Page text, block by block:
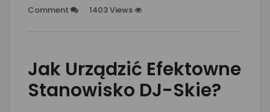
Comment 1403 Views
Jak Urządzić Efektowne
Stanowisko DJ-Skie?